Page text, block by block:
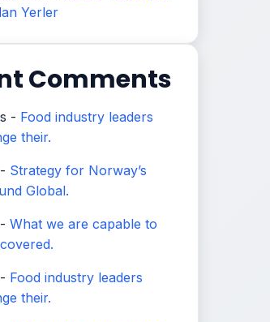
Yerler
Comments
- Food industry leaders
their.
- Strategy for Norway’s
Global.
- What we are capable to
- Food industry leaders
their.